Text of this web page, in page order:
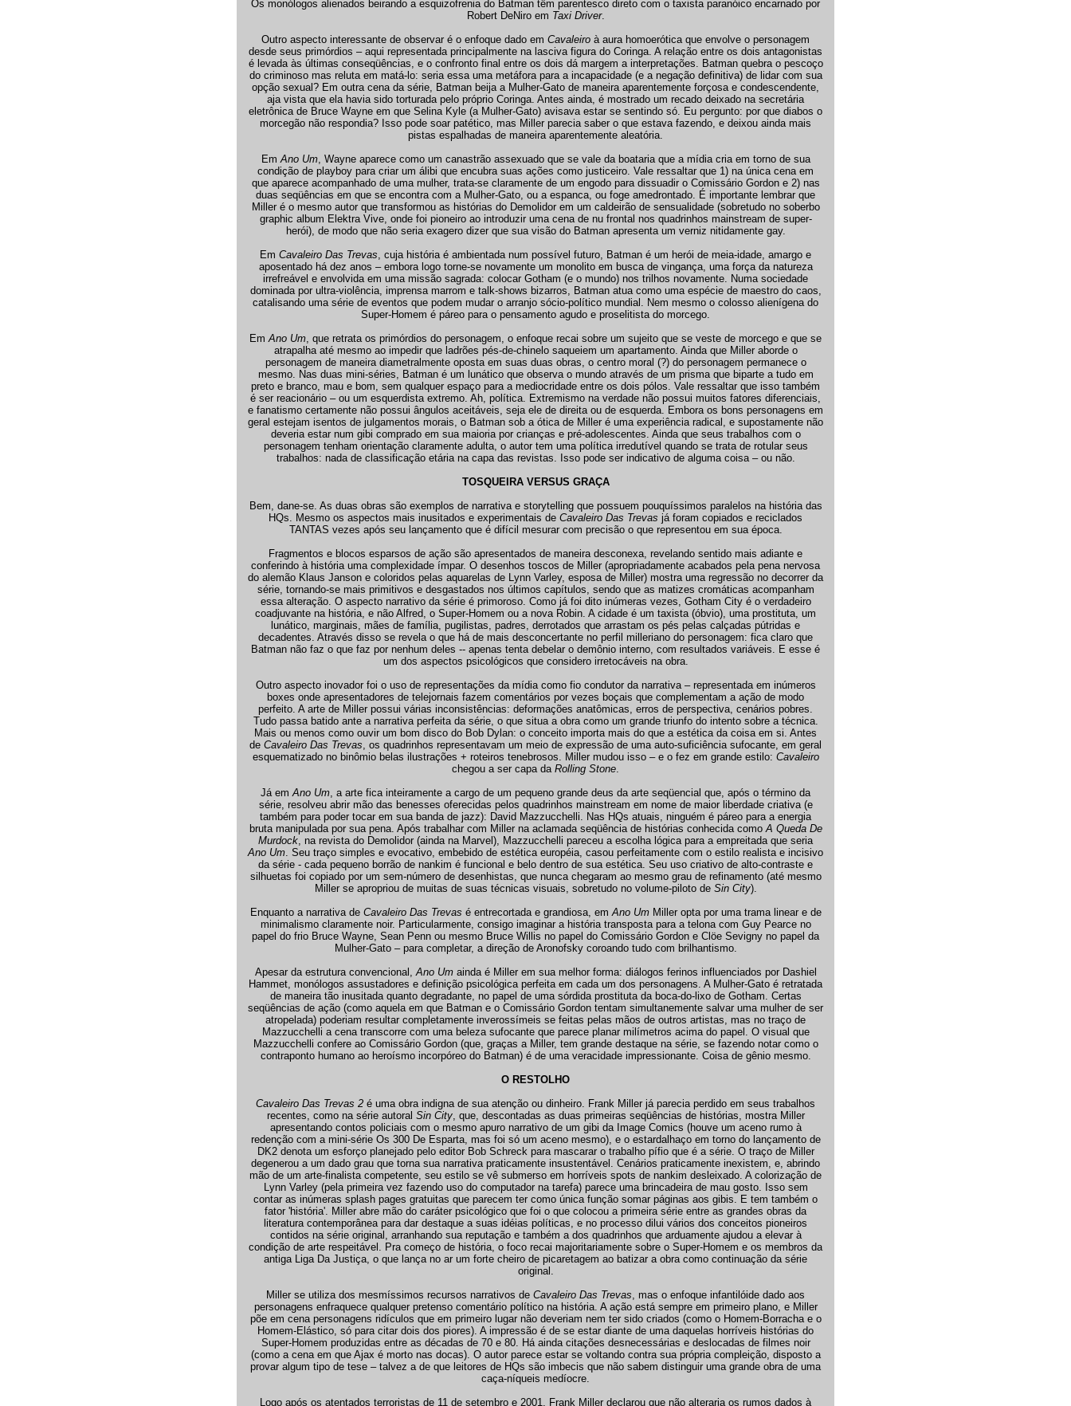
Os monólogos alienados beirando a esquizofrenia do Batman têm parentesco direto com o taxista paranóico encarnado por
Robert DeNiro em Taxi Driver.
Outro aspecto interessante de observar é o enfoque dado em Cavaleiro à aura homoerótica que envolve o personagem
desde seus primórdios – aqui representada principalmente na lasciva figura do Coringa. A relação entre os dois antagonistas
é levada às últimas conseqüências, e o confronto final entre os dois dá margem a interpretações. Batman quebra o pescoço
do criminoso mas reluta em matá-lo: seria essa uma metáfora para a incapacidade (e a negação definitiva) de lidar com sua
opção sexual? Em outra cena da série, Batman beija a Mulher-Gato de maneira aparentemente forçosa e condescendente,
aja vista que ela havia sido torturada pelo próprio Coringa. Antes ainda, é mostrado um recado deixado na secretária
eletrônica de Bruce Wayne em que Selina Kyle (a Mulher-Gato) avisava estar se sentindo só. Eu pergunto: por que diabos o
morcegão não respondia? Isso pode soar patético, mas Miller parecia saber o que estava fazendo, e deixou ainda mais
pistas espalhadas de maneira aparentemente aleatória.
EmAno Um, Wayne aparece como um canastrão assexuado que se vale da boataria que a mídia cria em torno de sua
condição de playboy para criar um álibi que encubra suas ações como justiceiro. Vale ressaltar que 1) na única cena em
que aparece acompanhado de uma mulher, trata-se claramente de um engodo para dissuadir o Comissário Gordon e 2) nas
duas seqüências em que se encontra com a Mulher-Gato, ou a espanca, ou foge amedrontado. É importante lembrar que
Miller é o mesmo autor que transformou as histórias do Demolidor em um caldeirão de sensualidade (sobretudo no soberbo
graphic album Elektra Vive, onde foi pioneiro ao introduzir uma cena de nu frontal nos quadrinhos mainstream de super-
herói), de modo que não seria exagero dizer que sua visão do Batman apresenta um verniz nitidamente gay.
Em Cavaleiro Das Trevas, cuja história é ambientada num possível futuro, Batman é um herói de meia-idade, amargo e
aposentado há dez anos – embora logo torne-se novamente um monolito em busca de vingança, uma força da natureza
irrefreável e envolvida em uma missão sagrada: colocar Gotham (e o mundo) nos trilhos novamente. Numa sociedade
dominada por ultra-violência, imprensa marrom e talk-shows bizarros, Batman atua como uma espécie de maestro do caos,
catalisando uma série de eventos que podem mudar o arranjo sócio-político mundial. Nem mesmo o colosso alienígena do
Super-Homem é páreo para o pensamento agudo e proselitista do morcego.
EmAno Um, que retrata os primórdios do personagem, o enfoque recai sobre um sujeito que se veste de morcego e que se
atrapalha até mesmo ao impedir que ladrões pés-de-chinelo saqueiem um apartamento. Ainda que Miller aborde o
personagem de maneira diametralmente oposta em suas duas obras, o centro moral (?) do personagem permanece o
mesmo. Nas duas mini-séries, Batman é um lunático que observa o mundo através de um prisma que biparte a tudo em
preto e branco, mau e bom, sem qualquer espaço para a mediocridade entre os dois pólos. Vale ressaltar que isso também
é ser reacionário – ou um esquerdista extremo. Ah, política. Extremismo na verdade não possui muitos fatores diferenciais,
e fanatismo certamente não possui ângulos aceitáveis, seja ele de direita ou de esquerda. Embora os bons personagens em
geral estejam isentos de julgamentos morais, o Batman sob a ótica de Miller é uma experiência radical, e supostamente não
deveria estar num gibi comprado em sua maioria por crianças e pré-adolescentes. Ainda que seus trabalhos com o
personagem tenham orientação claramente adulta, o autor tem uma política irredutível quando se trata de rotular seus
trabalhos: nada de classificação etária na capa das revistas. Isso pode ser indicativo de alguma coisa – ou não.
TOSQUEIRA VERSUS GRAÇA
Bem, dane-se. As duas obras são exemplos de narrativa e storytelling que possuem pouquíssimos paralelos na história das
HQs. Mesmo os aspectos mais inusitados e experimentais de Cavaleiro Das Trevas já foram copiados e reciclados
TANTAS vezes após seu lançamento que é difícil mesurar com precisão o que representou em sua época.
Fragmentos e blocos esparsos de ação são apresentados de maneira desconexa, revelando sentido mais adiante e
conferindo à história uma complexidade ímpar. O desenhos toscos de Miller (apropriadamente acabados pela pena nervosa
do alemão Klaus Janson e coloridos pelas aquarelas de Lynn Varley, esposa de Miller) mostra uma regressão no decorrer da
série, tornando-se mais primitivos e desgastados nos últimos capítulos, sendo que as matizes cromáticas acompanham
essa alteração. O aspecto narrativo da série é primoroso. Como já foi dito inúmeras vezes, Gotham City é o verdadeiro
coadjuvante na história, e não Alfred, o Super-Homem ou a nova Robin. A cidade é um taxista (óbvio), uma prostituta, um
lunático, marginais, mães de família, pugilistas, padres, derrotados que arrastam os pés pelas calçadas pútridas e
decadentes. Através disso se revela o que há de mais desconcertante no perfil milleriano do personagem: fica claro que
Batman não faz o que faz por nenhum deles -- apenas tenta debelar o demônio interno, com resultados variáveis. E esse é
um dos aspectos psicológicos que considero irretocáveis na obra.
Outro aspecto inovador foi o uso de representações da mídia como fio condutor da narrativa – representada em inúmeros
boxes onde apresentadores de telejornais fazem comentários por vezes boçais que complementam a ação de modo
perfeito. A arte de Miller possui várias inconsistências: deformações anatômicas, erros de perspectiva, cenários pobres.
Tudo passa batido ante a narrativa perfeita da série, o que situa a obra como um grande triunfo do intento sobre a técnica.
Mais ou menos como ouvir um bom disco do Bob Dylan: o conceito importa mais do que a estética da coisa em si. Antes
de Cavaleiro Das Trevas, os quadrinhos representavam um meio de expressão de uma auto-suficiência sufocante, em geral
esquematizado no binômio belas ilustrações + roteiros tenebrosos. Miller mudou isso – e o fez em grande estilo: Cavaleiro
chegou a ser capa da Rolling Stone.
Já emAno Um, a arte fica inteiramente a cargo de um pequeno grande deus da arte seqüencial que, após o término da
série, resolveu abrir mão das benesses oferecidas pelos quadrinhos mainstream em nome de maior liberdade criativa (e
também para poder tocar em sua banda de jazz): David Mazzucchelli. Nas HQs atuais, ninguém é páreo para a energia
bruta manipulada por sua pena. Após trabalhar com Miller na aclamada seqüência de histórias conhecida comoA Queda De
Murdock, na revista do Demolidor (ainda na Marvel), Mazzucchelli pareceu a escolha lógica para a empreitada que seria
Ano Um. Seu traço simples e evocativo, embebido de estética européia, casou perfeitamente com o estilo realista e incisivo
da série - cada pequeno borrão de nankim é funcional e belo dentro de sua estética. Seu uso criativo de alto-contraste e
silhuetas foi copiado por um sem-número de desenhistas, que nunca chegaram ao mesmo grau de refinamento (até mesmo
Miller se apropriou de muitas de suas técnicas visuais, sobretudo no volume-piloto de Sin City).
Enquanto a narrativa de Cavaleiro Das Trevas é entrecortada e grandiosa, emAno UmMiller opta por uma trama linear e de
minimalismo claramente noir. Particularmente, consigo imaginar a história transposta para a telona com Guy Pearce no
papel do frio Bruce Wayne, Sean Penn ou mesmo Bruce Willis no papel do Comissário Gordon e Clöe Sevigny no papel da
Mulher-Gato – para completar, a direção de Aronofsky coroando tudo com brilhantismo.
Apesar da estrutura convencional,Ano Umainda é Miller em sua melhor forma: diálogos ferinos influenciados por Dashiel
Hammet, monólogos assustadores e definição psicológica perfeita em cada um dos personagens. A Mulher-Gato é retratada
de maneira tão inusitada quanto degradante, no papel de uma sórdida prostituta da boca-do-lixo de Gotham. Certas
seqüências de ação (como aquela em que Batman e o Comissário Gordon tentam simultanemente salvar uma mulher de ser
atropelada) poderiam resultar completamente inverossímeis se feitas pelas mãos de outros artistas, mas no traço de
Mazzucchelli a cena transcorre com uma beleza sufocante que parece planar milímetros acima do papel. O visual que
Mazzucchelli confere ao Comissário Gordon (que, graças a Miller, tem grande destaque na série, se fazendo notar como o
contraponto humano ao heroísmo incorpóreo do Batman) é de uma veracidade impressionante. Coisa de gênio mesmo.
O RESTOLHO
Cavaleiro Das Trevas 2 é uma obra indigna de sua atenção ou dinheiro. Frank Miller já parecia perdido em seus trabalhos
recentes, como na série autoral Sin City, que, descontadas as duas primeiras seqüências de histórias, mostra Miller
apresentando contos policiais com o mesmo apuro narrativo de um gibi da Image Comics (houve um aceno rumo à
redenção com a mini-série Os 300 De Esparta, mas foi só um aceno mesmo), e o estardalhaço em torno do lançamento de
DK2 denota um esforço planejado pelo editor Bob Schreck para mascarar o trabalho pífio que é a série. O traço de Miller
degenerou a um dado grau que torna sua narrativa praticamente insustentável. Cenários praticamente inexistem, e, abrindo
mão de um arte-finalista competente, seu estilo se vê submerso em horríveis spots de nankim desleixado. A colorização de
Lynn Varley (pela primeira vez fazendo uso do computador na tarefa) parece uma brincadeira de mau gosto. Isso sem
contar as inúmeras splash pages gratuitas que parecem ter como única função somar páginas aos gibis. E tem também o
fator 'história'. Miller abre mão do caráter psicológico que foi o que colocou a primeira série entre as grandes obras da
literatura contemporânea para dar destaque a suas idéias políticas, e no processo dilui vários dos conceitos pioneiros
contidos na série original, arranhando sua reputação e também a dos quadrinhos que arduamente ajudou a elevar à
condição de arte respeitável. Pra começo de história, o foco recai majoritariamente sobre o Super-Homem e os membros da
antiga Liga Da Justiça, o que lança no ar um forte cheiro de picaretagem ao batizar a obra como continuação da série
original.
Miller se utiliza dos mesmíssimos recursos narrativos de Cavaleiro Das Trevas, mas o enfoque infantilóide dado aos
personagens enfraquece qualquer pretenso comentário político na história. A ação está sempre em primeiro plano, e Miller
põe em cena personagens ridículos que em primeiro lugar não deveriam nem ter sido criados (como o Homem-Borracha e o
Homem-Elástico, só para citar dois dos piores). A impressão é de se estar diante de uma daquelas horríveis histórias do
Super-Homem produzidas entre as décadas de 70 e 80. Há ainda citações desnecessárias e deslocadas de filmes noir
(como a cena em que Ajax é morto nas docas). O autor parece estar se voltando contra sua própria compleição, disposto a
provar algum tipo de tese – talvez a de que leitores de HQs são imbecis que não sabem distinguir uma grande obra de uma
caça-níqueis medíocre.
Logo após os atentados terroristas de 11 de setembro e 2001, Frank Miller declarou que não alteraria os rumos dados à